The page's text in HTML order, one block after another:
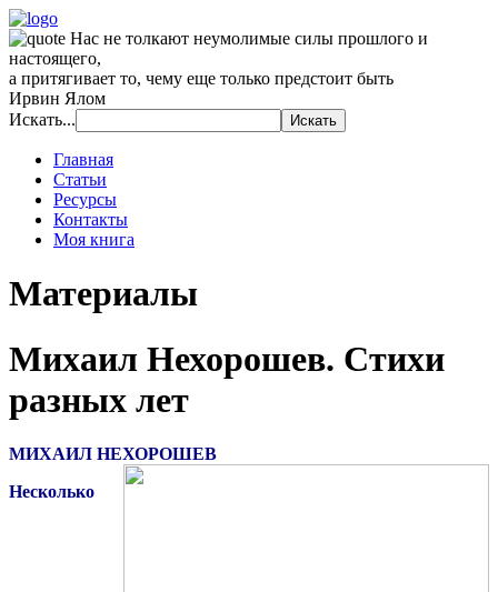
Нас не толкают неумолимые силы прошлого и
настоящего,
а притягивает то, чему еще только предстоит быть
Ирвин Ялом
Искать...
Главная
Статьи
Ресурсы
Контакты
Моя книга
Материалы
Михаил Нехорошев. Стихи
разных лет
МИХАИЛ НЕХОРОШЕВ
Несколько